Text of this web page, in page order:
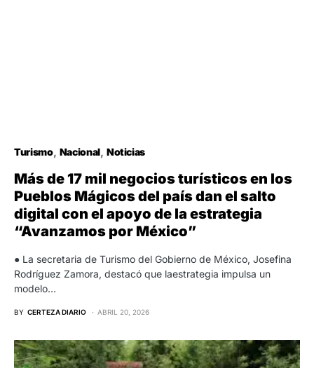
Turismo Nacional Noticias
Más de 17 mil negocios turísticos en los
Pueblos Mágicos del país dan el salto
digital con el apoyo de la estrategia
“Avanzamos por México”
● La secretaria de Turismo del Gobierno de México, Josefina
Rodríguez Zamora, destacó que laestrategia impulsa un
modelo…
BY CERTEZA DIARIO ABRIL 20, 2026